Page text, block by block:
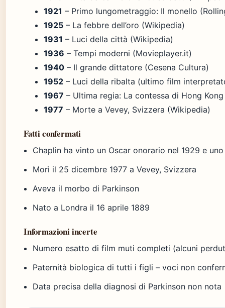
1921 – Primo lungometraggio: Il monello
1925 – La febbre dell’oro (Wikipedia)
1931 – Luci della città (Wikipedia)
1936 – Tempi moderni (Movieplayer.it)
1940 – Il grande dittatore (Cesena Cultura)
1952 – Luci della ribalta (ultimo film
1967 – Ultima regia: La contessa di Hong
1977 – Morte a Vevey, Svizzera (Wikipedia)
Fatti confermati
Chaplin ha vinto un Oscar onorario nel 1929 e
Morì il 25 dicembre 1977 a Vevey, Svizzera
Aveva il morbo di Parkinson
Nato a Londra il 16 aprile 1889
Informazioni incerte
Numero esatto di film muti completi (alcuni
Paternità biologica di tutti i figli – voci non
Data precisa della diagnosi di Parkinson non nota